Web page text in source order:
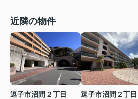
近隣の物件
逗子市沼間２丁目
逗子市沼間２丁目